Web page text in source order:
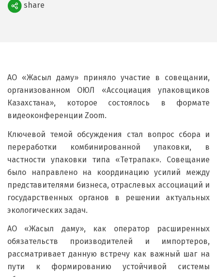
Поделиться
share
АО «Жасыл даму» приняло участие в совещании,
организованном ОЮЛ «Ассоциация упаковщиков
Казахстана», которое состоялось в формате
видеоконференции Zoom.
Ключевой темой обсуждения стал вопрос сбора и
переработки комбинированной упаковки, в
частности упаковки типа «Тетрапак». Совещание
было направлено на координацию усилий между
представителями бизнеса, отраслевых ассоциаций и
государственных органов в решении актуальных
экологических задач.
АО «Жасыл даму», как оператор расширенных
обязательств производителей и импортеров,
рассматривает данную встречу как важный шаг на
пути к формированию устойчивой системы